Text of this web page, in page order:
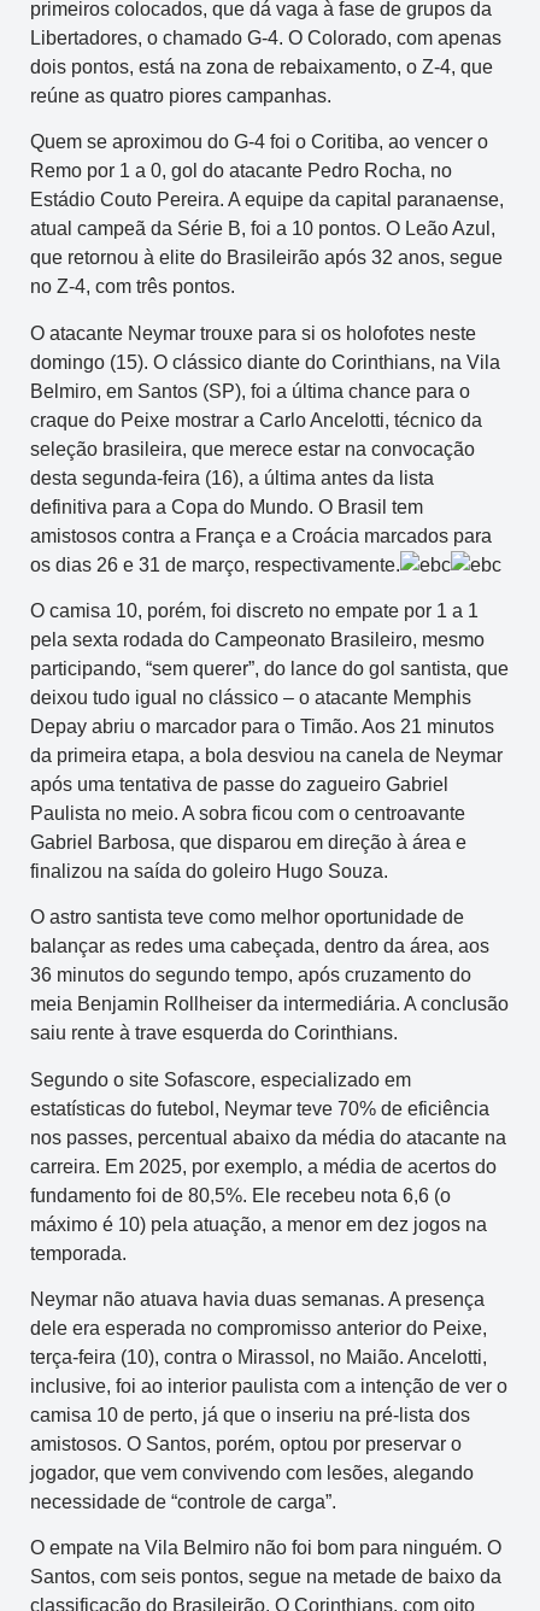
primeiros colocados, que dá vaga à fase de grupos da
Libertadores, o chamado G-4. O Colorado, com apenas
dois pontos, está na zona de rebaixamento, o Z-4, que
reúne as quatro piores campanhas.
Quem se aproximou do G-4 foi o Coritiba, ao vencer o
Remo por 1 a 0, gol do atacante Pedro Rocha, no
Estádio Couto Pereira. A equipe da capital paranaense,
atual campeã da Série B, foi a 10 pontos. O Leão Azul,
que retornou à elite do Brasileirão após 32 anos, segue
no Z-4, com três pontos.
O atacante Neymar trouxe para si os holofotes neste
domingo (15). O clássico diante do Corinthians, na Vila
Belmiro, em Santos (SP), foi a última chance para o
craque do Peixe mostrar a Carlo Ancelotti, técnico da
seleção brasileira, que merece estar na convocação
desta segunda-feira (16), a última antes da lista
definitiva para a Copa do Mundo. O Brasil tem
amistosos contra a França e a Croácia marcados para
os dias 26 e 31 de março, respectivamente.
O camisa 10, porém, foi discreto no empate por 1 a 1
pela sexta rodada do Campeonato Brasileiro, mesmo
participando, “sem querer”, do lance do gol santista, que
deixou tudo igual no clássico – o atacante Memphis
Depay abriu o marcador para o Timão. Aos 21 minutos
da primeira etapa, a bola desviou na canela de Neymar
após uma tentativa de passe do zagueiro Gabriel
Paulista no meio. A sobra ficou com o centroavante
Gabriel Barbosa, que disparou em direção à área e
finalizou na saída do goleiro Hugo Souza.
O astro santista teve como melhor oportunidade de
balançar as redes uma cabeçada, dentro da área, aos
36 minutos do segundo tempo, após cruzamento do
meia Benjamin Rollheiser da intermediária. A conclusão
saiu rente à trave esquerda do Corinthians.
Segundo o site Sofascore, especializado em
estatísticas do futebol, Neymar teve 70% de eficiência
nos passes, percentual abaixo da média do atacante na
carreira. Em 2025, por exemplo, a média de acertos do
fundamento foi de 80,5%. Ele recebeu nota 6,6 (o
máximo é 10) pela atuação, a menor em dez jogos na
temporada.
Neymar não atuava havia duas semanas. A presença
dele era esperada no compromisso anterior do Peixe,
terça-feira (10), contra o Mirassol, no Maião. Ancelotti,
inclusive, foi ao interior paulista com a intenção de ver o
camisa 10 de perto, já que o inseriu na pré-lista dos
amistosos. O Santos, porém, optou por preservar o
jogador, que vem convivendo com lesões, alegando
necessidade de “controle de carga”.
O empate na Vila Belmiro não foi bom para ninguém. O
Santos, com seis pontos, segue na metade de baixo da
classificação do Brasileirão. O Corinthians, com oito